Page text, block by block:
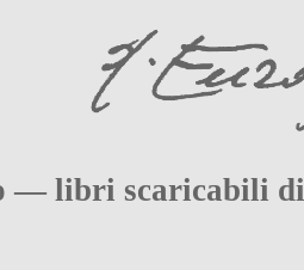
— libri scaricabili